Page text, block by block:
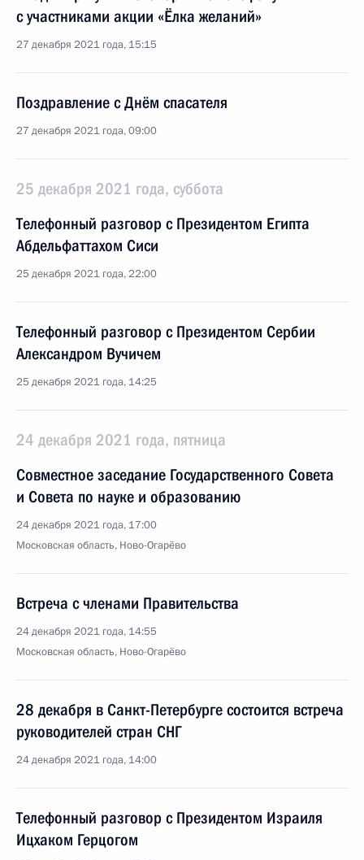
с участниками акции «Ёлка желаний»
27 декабря 2021 года, 15:15
Поздравление с Днём спасателя
27 декабря 2021 года, 09:00
25 декабря 2021 года, суббота
Телефонный разговор с Президентом Египта
Абдельфаттахом Сиси
25 декабря 2021 года, 22:00
Телефонный разговор с Президентом Сербии
Александром Вучичем
25 декабря 2021 года, 14:25
24 декабря 2021 года, пятница
Совместное заседание Государственного Совета
и Совета по науке и образованию
24 декабря 2021 года, 17:00
Московская область, Ново-Огарёво
Встреча с членами Правительства
24 декабря 2021 года, 14:55
Московская область, Ново-Огарёво
28 декабря в Санкт-Петербурге состоится встреча
руководителей стран СНГ
24 декабря 2021 года, 14:00
Телефонный разговор с Президентом Израиля
Ицхаком Герцогом